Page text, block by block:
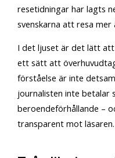
resetidningar har lagts
svenskarna att resa mer
I det ljuset är det lätt
ett sätt att
förståelse är inte
journalisten inte betalar
beroendeförhållande –
transparent mot läsaren.